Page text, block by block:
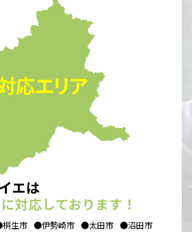
エは
に対応しております！
生市 ●伊勢崎市 ●太田市 ●沼田市